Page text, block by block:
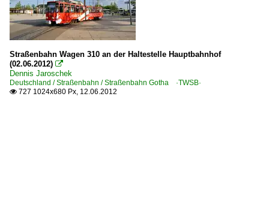
Straßenbahn Wagen 310 an der Haltestelle Hauptbahnhof
(02.06.2012) 
Dennis Jaroschek
Deutschland / Straßenbahn / Straßenbahn Gotha ·TWSB·
 727 1024x680 Px, 12.06.2012